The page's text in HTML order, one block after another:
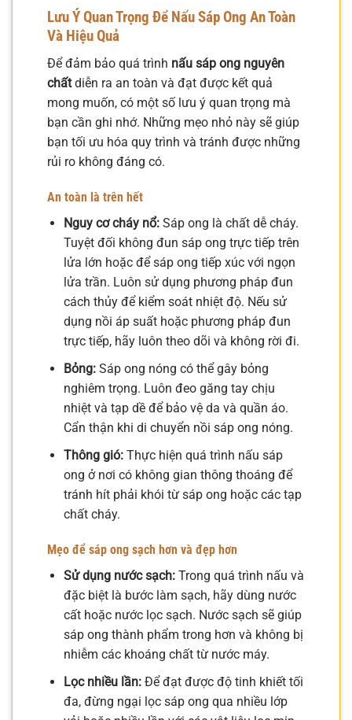
Lưu Ý Quan Trọng Để Nấu Sáp Ong An Toàn
Và Hiệu Quả
Để đảm bảo quá trình nấu sáp ong nguyên
chấtdiễn ra an toàn và đạt được kết quả
mong muốn, có một số lưu ý quan trọng mà
bạn cần ghi nhớ. Những mẹo nhỏ này sẽ giúp
bạn tối ưu hóa quy trình và tránh được những
rủi ro không đáng có.
An toàn là trên hết
Nguy cơ cháy nổ:Sáp ong là chất dễ cháy.
Tuyệt đối không đun sáp ong trực tiếp trên
lửa lớn hoặc để sáp ong tiếp xúc với ngọn
lửa trần. Luôn sử dụng phương pháp đun
cách thủy để kiểm soát nhiệt độ. Nếu sử
dụng nồi áp suất hoặc phương pháp đun
trực tiếp, hãy luôn theo dõi và không rời đi.
Bỏng:Sáp ong nóng có thể gây bỏng
nghiêm trọng. Luôn đeo găng tay chịu
nhiệt và tạp dề để bảo vệ da và quần áo.
Cẩn thận khi di chuyển nồi sáp ong nóng.
Thông gió:Thực hiện quá trình nấu sáp
ong ở nơi có không gian thông thoáng để
tránh hít phải khói từ sáp ong hoặc các tạp
chất cháy.
Mẹo để sáp ong sạch hơn và đẹp hơn
Sử dụng nước sạch:Trong quá trình nấu và
đặc biệt là bước làm sạch, hãy dùng nước
cất hoặc nước lọc sạch. Nước sạch sẽ giúp
sáp ong thành phẩm trong hơn và không bị
nhiễm các khoáng chất từ nước máy.
Lọc nhiều lần:Để đạt được độ tinh khiết tối
đa, đừng ngại lọc sáp ong qua nhiều lớp